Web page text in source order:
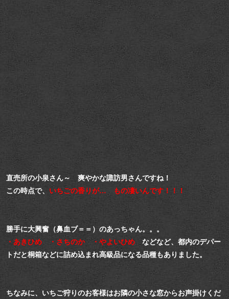
直売所の小泉さん～ 爽やかな諏訪男さんですね！
この時点で、 いちごの香りが… もの凄いんです！！！
勝手に大興奮（鼻血ブ＝＝）のあっちゃん。。。
・あきひめ ・さちのか ・やよいひめ などなど、都内のデパー
トだと桐箱などに詰め込まれ高級品になる品種もありました。
ちなみに、いちご狩りのお客様はお隣の小さな窓からお声掛けくだ